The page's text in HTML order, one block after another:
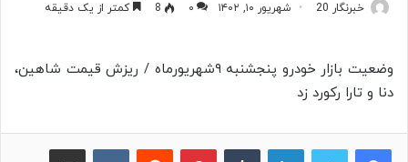
خبرنگار 20 شهریور ۱۰, ۱۴۰۲ ۰ 8 کمتر از یک دقیقه
وضعیت بازار خودرو پنجشنبه ۹شهریورماه / ریزش قیمت شاهین،
دنا و تارا رکورد زد
لینکدین پینترست ‫رددیت